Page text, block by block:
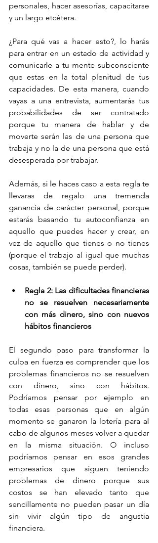
personales, hacer asesorías, capacitarse
y un largo etcétera.
¿Para qué vas a hacer esto?, lo harás
para entrar en un estado de actividad y
comunicarle a tu mente subconsciente
que estas en la total plenitud de tus
capacidades. De esta manera, cuando
vayas a una entrevista, aumentarás tus
probabilidades de ser contratado
porque tu manera de hablar y de
moverte serán las de una persona que
trabaja y no la de una persona que está
desesperada por trabajar.
Además, si le haces caso a esta regla te
llevaras de regalo una tremenda
ganancia de carácter personal, porque
estarás basando tu autoconfianza en
aquello que puedes hacer y crear, en
vez de aquello que tienes o no tienes
(porque el trabajo al igual que muchas
cosas, también se puede perder).
Regla 2: Las dificultades financieras
no se resuelven necesariamente
con más dinero, sino con nuevos
hábitos financieros
El segundo paso para transformar la
culpa en fuerza es comprender que los
problemas financieros no se resuelven
con dinero, sino con hábitos.
Podríamos pensar por ejemplo en
todas esas personas que en algún
momento se ganaron la lotería para al
cabo de algunos meses volver a quedar
en la misma situación. O incluso
podríamos pensar en esos grandes
empresarios que siguen teniendo
problemas de dinero porque sus
costos se han elevado tanto que
sencillamente no pueden pasar un día
sin vivir algún tipo de angustia
financiera.